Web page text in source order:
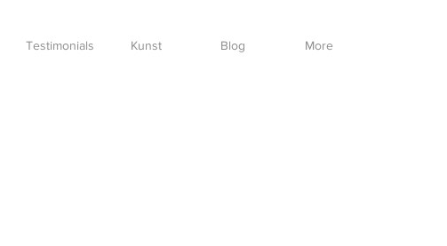
Testimonials Kunst Blog More